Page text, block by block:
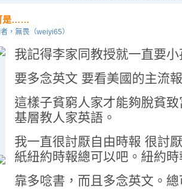
是……
，無畏（weiyi65）
我記得李家同教授就一直要
要多念英文 要看美國的主流
這樣子貧窮人家才能夠脫貧
基層教人家英語。
我一直很討厭自由時報 很討
紙紐約時報總可以吧。紐約
靠多唸書，而且多念英文。